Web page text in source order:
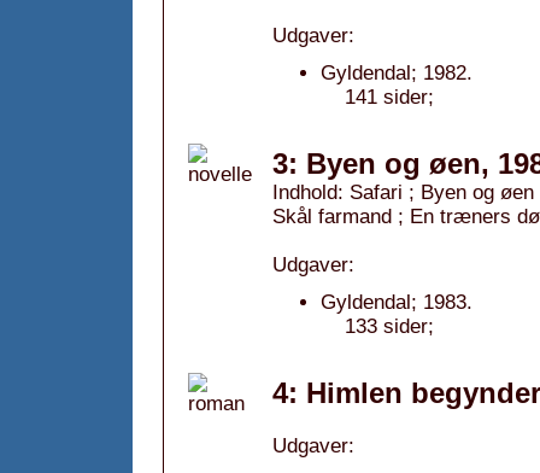
Udgaver:
Gyldendal; 1982.
141 sider;
3: Byen og øen,
Indhold: Safari ; Byen og
Skål farmand ; En træners
Udgaver:
Gyldendal; 1983.
133 sider;
4: Himlen
Udgaver: